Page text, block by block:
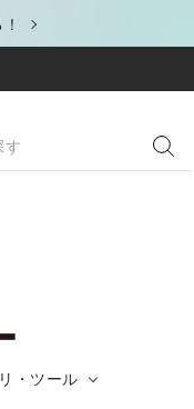
・ツール